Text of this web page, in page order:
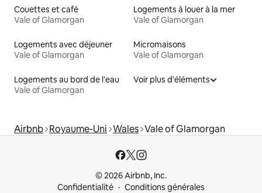
Couettes et café
Vale of Glamorgan
Logements à louer à la mer
Vale of Glamorgan
Logements avec déjeuner
Vale of Glamorgan
Micromaisons
Vale of Glamorgan
Logements au bord de l'eau
Vale of Glamorgan
Voir plus d'éléments
Airbnb Royaume-Uni Wales Vale of Glamorgan
© 2026 Airbnb, Inc.
Confidentialité
Conditions générales